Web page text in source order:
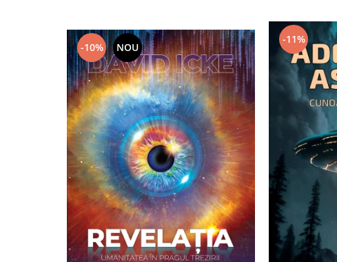
Spiritualitate şi ştiinţă
Fără categorie
-10% NOU
-11%